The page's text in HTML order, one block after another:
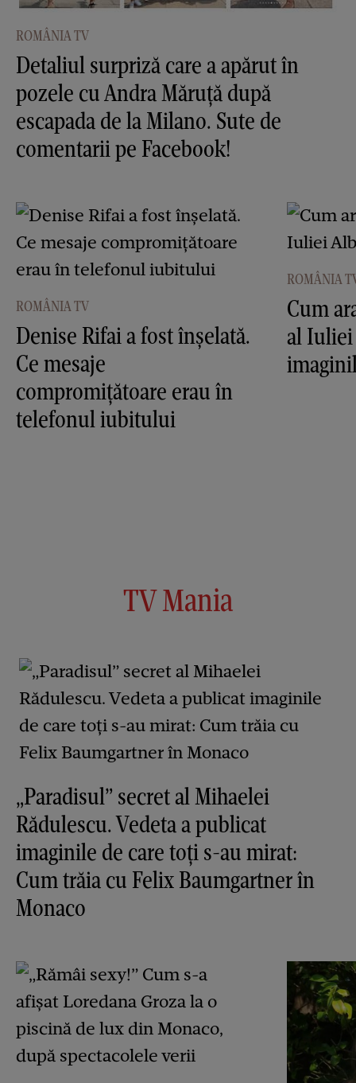
ROMÂNIA TV
Detaliul surpriză care a apărut în
pozele cu Andra Măruţă după
escapada de la Milano. Sute de
comentarii pe Facebook!
ROMÂNIA TV
Denise Rifai a fost înşelată.
Ce mesaje
compromiţătoare erau în
telefonul iubitului
ROMÂNIA
Cum
al Iuliei
TV Mania
„Paradisul” secret al Mihaelei
Rădulescu. Vedeta a publicat
imaginile de care toți s-au mirat:
Cum trăia cu Felix Baumgartner în
Monaco